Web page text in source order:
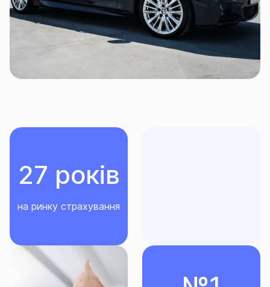
межами.
Страховий платіж за договором КАСКО може бути
сплачено клієнтом як одноразово, так і частинами.
27 років
на ринку страхування